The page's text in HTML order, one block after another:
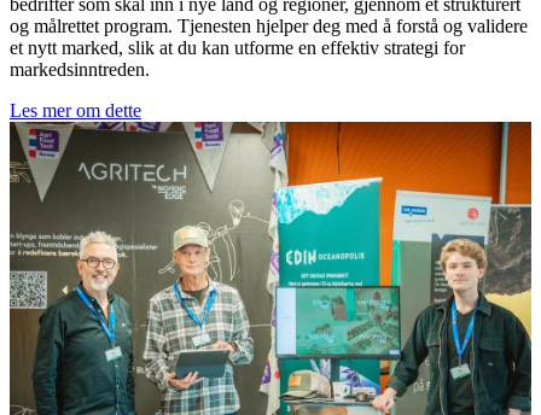
bedrifter som skal inn i nye land og regioner, gjennom et strukturert
og målrettet program. Tjenesten hjelper deg med å forstå og validere
et nytt marked, slik at du kan utforme en effektiv strategi for
markedsinntreden.
Les mer om dette